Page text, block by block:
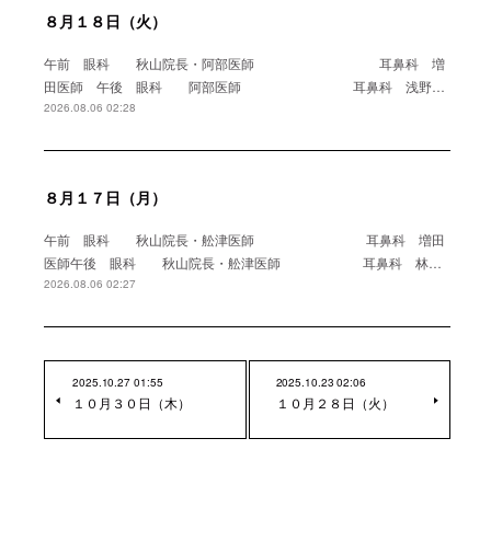
８月１８日（火）
午前 眼科 秋山院長・阿部医師 耳鼻科 増
田医師 午後 眼科 阿部医師 耳鼻科 浅野…
2026.08.06 02:28
８月１７日（月）
午前 眼科 秋山院長・舩津医師 耳鼻科 増田
医師午後 眼科 秋山院長・舩津医師 耳鼻科 林…
2026.08.06 02:27
2025.10.27 01:55
１０月３０日（木）
2025.10.23 02:06
１０月２８日（火）